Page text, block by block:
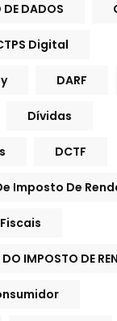
DE DADOS
Digital
DARF
Dívidas
DCTF
Imposto De
IMPOSTO DE